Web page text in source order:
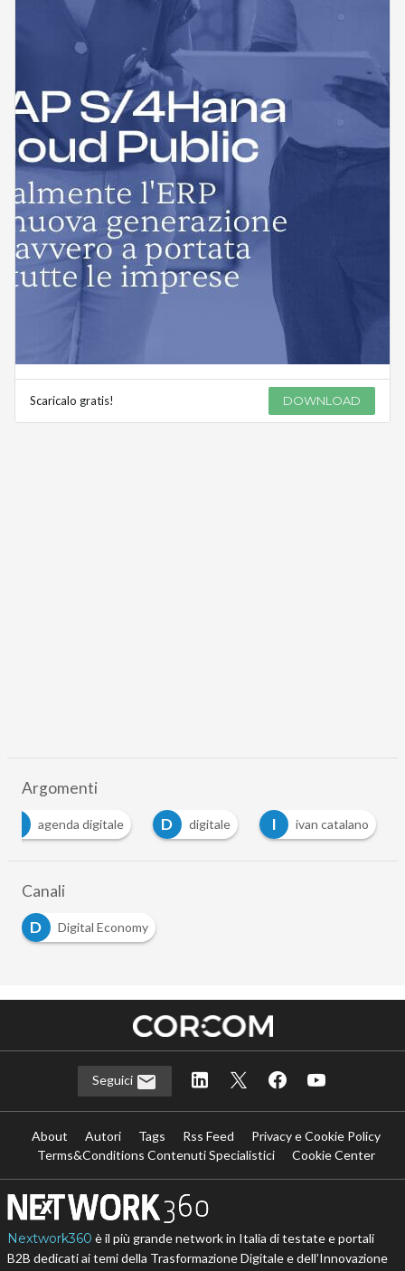
Scaricalo gratis! DOWNLOAD
Argomenti
agenda digitale D digitale I ivan catalano
Canali
D
Digital Economy
Seguici
About Autori Tags Rss Feed
Privacy e Cookie Policy
Terms&Conditions Contenuti Specialistici
Cookie Center
Nextwork360 è il più grande network in Italia di testate e portali
B2B dedicati ai temi della Trasformazione Digitale e dell’Innovazione